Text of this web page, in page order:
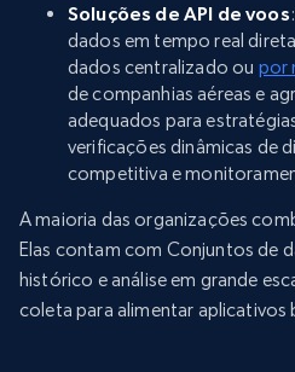
Soluções de API de voos
dados em tempo real
dados centralizado ou por
de companhias aéreas e
adequados para
verificações dinâmicas de
competitiva e
A maioria das organizações
Elas contam com Conjuntos de
histórico e análise em grande
coleta para alimentar aplicativos